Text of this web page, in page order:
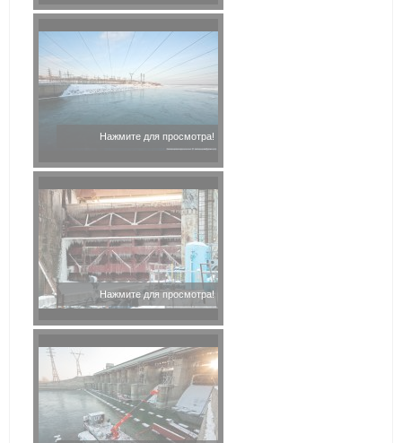
Нажмите для просмотра!
Нажмите для просмотра!